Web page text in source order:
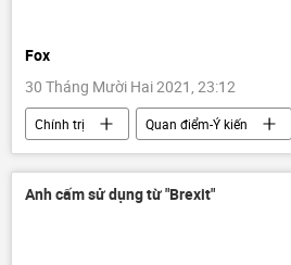
Fox
30 Tháng Mười Hai 2021, 23:12
Chính trị
Quan điểm-Ý kiến
Vladimir Putin
Hoa Kỳ
Joe Biden
Anh cấm sử dụng từ "Brexit"